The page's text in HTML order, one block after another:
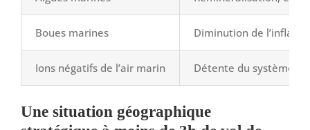
Boues marines Diminution de
Ions négatifs de l’air marin Détente du système
Une situation géographique